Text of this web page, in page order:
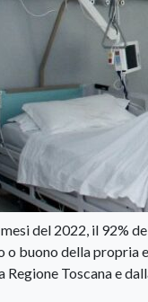
del 2022, il 92%
buono della propria
Toscana e